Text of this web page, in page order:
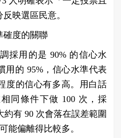
映選區民意。
確度的關聯
採用的是 90% 的信心水
用的 95%，信心水準代表
度的信心有多高。用白話
同條件下做 100 次，採
約有 90 次會落在誤差範圍
能偏離得比較多。